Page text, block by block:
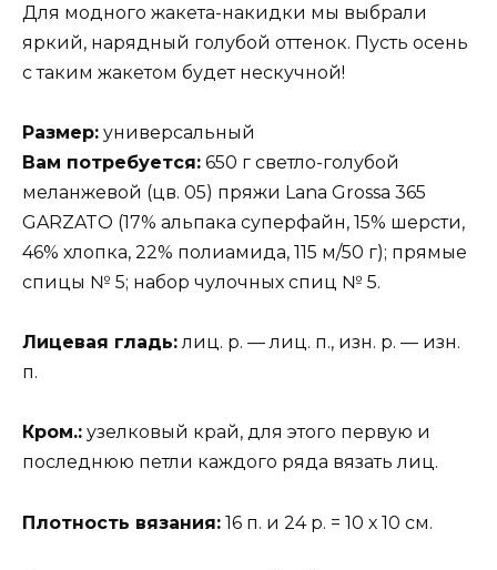
Для модного жакета-накидки мы выбрали
яркий, нарядный голубой оттенок. Пусть осень
с таким жакетом будет нескучной!
Размер: универсальный
Вам потребуется: 650 г светло-голубой
меланжевой (цв. 05) пряжи Lana Grossa 365
GARZATO (17% альпака суперфайн, 15% шерсти,
46% хлопка, 22% полиамида, 115 м/50 г); прямые
спицы № 5; набор чулочных спиц № 5.
Лицевая гладь:лиц. р. — лиц. п., изн. р. — изн.
п.
Кром.: узелковый край, для этого первую и
последнюю петли каждого ряда вязать лиц.
Плотность вязания: 16 п. и 24 р. = 10 х 10 см.